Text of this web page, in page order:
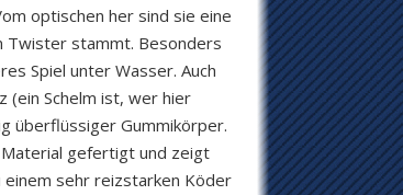
optischen her sind sie eine
Twister stammt. Besonders
Spiel unter Wasser. Auch
(ein Schelm ist, wer hier
überflüssiger Gummikörper.
gefertigt und zeigt
einem sehr reizstarken Köder